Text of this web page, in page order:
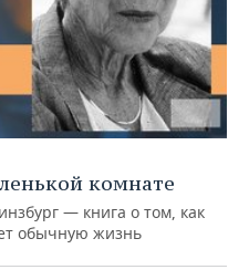
комнате
— книга о том, как
обычную жизнь